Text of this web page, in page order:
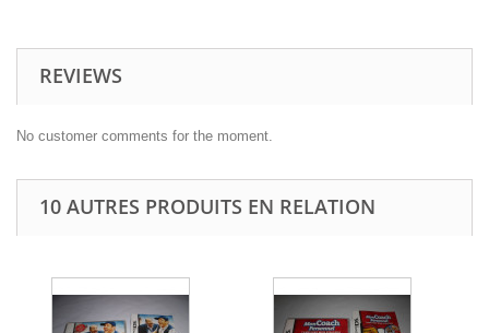
REVIEWS
No customer comments for the moment.
10 AUTRES PRODUITS EN RELATION